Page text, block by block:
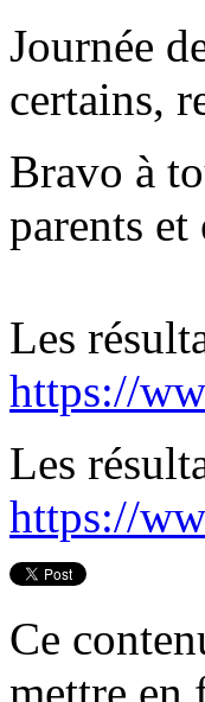
Journée
certains,
Bravo à
parents et
Les
https://
Les
https://
Ce
mettre en